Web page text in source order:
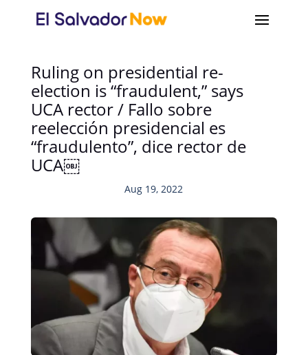
Ruling on presidential re-
election is “fraudulent,” says
UCA rector / Fallo sobre
reelección presidencial es
“fraudulento”, dice rector de
UCA￼
Aug 19, 2022